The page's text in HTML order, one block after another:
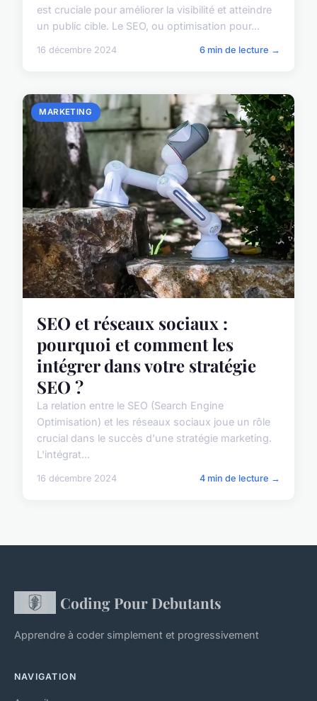
est cruciale pour améliorer la visibilité et atteindre
un public cible. Le SEO, ou optimisation pour...
16 décembre 2024 6 min de lecture →
MARKETING
SEO et réseaux sociaux :
pourquoi et comment les
intégrer dans votre stratégie
SEO ?
La relation entre le SEO (Search Engine
Optimisation) et les réseaux sociaux joue un rôle
crucial dans le succès d'une stratégie marketing.
L'intégrat...
16 décembre 2024 4 min de lecture →
Coding Pour Debutants
Apprendre à coder simplement et progressivement
NAVIGATION